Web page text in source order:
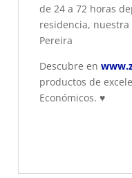
de 24 a 72 horas
residencia,
Pereira
Descubre en
productos de
Económicos. ♥